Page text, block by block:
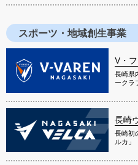
スポーツ・地域創生事業
V・
長崎県
ークラ
長崎
長崎初
ルカ」